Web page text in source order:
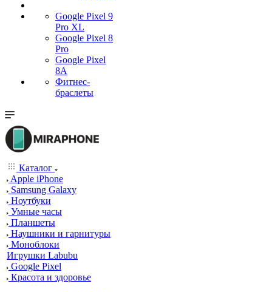
Google Pixel 9
Pro XL
Google Pixel 8
Pro
Google Pixel
8A
Фитнес-
браслеты
Каталог
Apple iPhone
Samsung Galaxy
Ноутбуки
Умные часы
Планшеты
Наушники и гарнитуры
Моноблоки
Игрушки Labubu
Google Pixel
Красота и здоровье